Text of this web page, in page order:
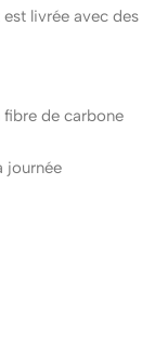
est livrée avec des
de carbone
journée